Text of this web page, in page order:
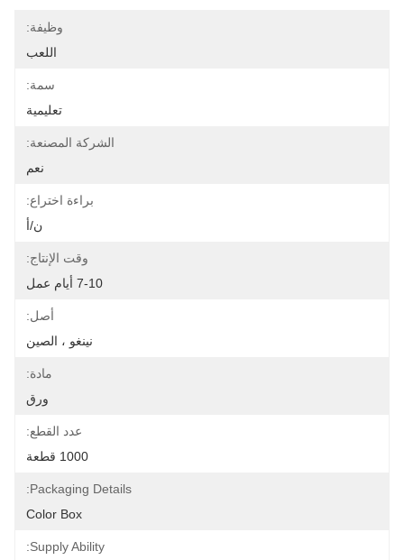
وظيفة:
اللعب
سمة:
تعليمية
الشركة المصنعة:
نعم
براءة اختراع:
ن/أ
وقت الإنتاج:
7-10 أيام عمل
أصل:
نينغو ، الصين
مادة:
ورق
عدد القطع:
1000 قطعة
Packaging Details:
Color Box
Supply Ability: